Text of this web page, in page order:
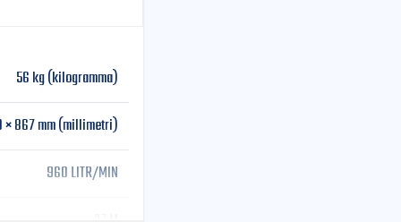
56 kg (kilogramma)
× 867 mm (millimetri)
960 LITR/MIN